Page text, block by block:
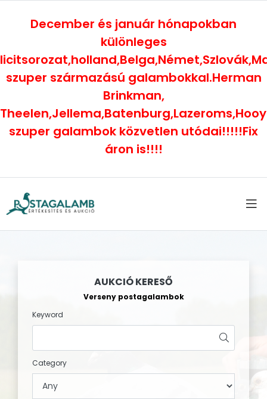
December és január hónapokban
különleges
szuper származású galambokkal.Herman
Brinkman,
szuper galambok közvetlen utódai!!!!!Fix
áron is!!!!
AUKCIÓ KERESŐ
Verseny postagalambok
Keyword
Category